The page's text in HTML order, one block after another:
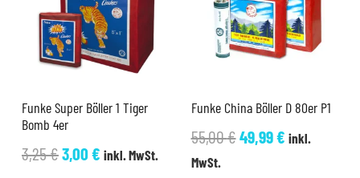
Funke Super Böller 1 Tiger
Bomb 4er
3,25€Ursprünglicher
3,00€Aktueller
inkl. MwSt.
Funke China Böller D 80er P1
55,00€Ursprünglicher
49,99€Aktueller
inkl.
MwSt.